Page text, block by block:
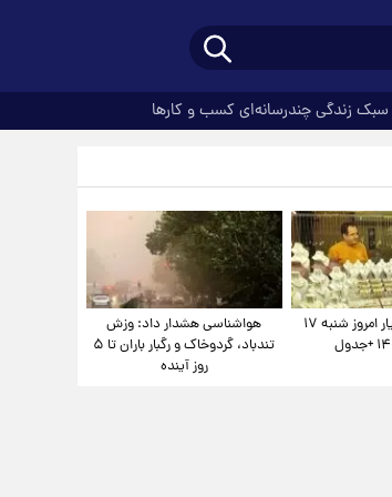
سبک زندگیچندرسانه‌ای کسب و کارها
قیمت طلا ۱۸عیار امروز شنبه ۱۷
هواشناسی هشدار داد: وزش
تندباد، گردوخاک و رگبار باران تا ۵
روز آینده